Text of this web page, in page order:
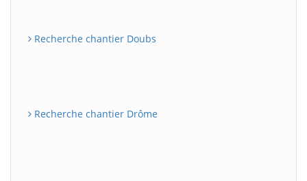
Recherche chantier Doubs
Recherche chantier Drôme